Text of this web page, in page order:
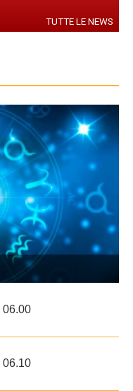
TUTTE LE NEWS
06.00
06.10